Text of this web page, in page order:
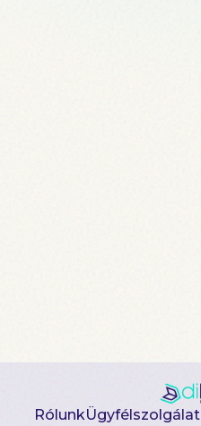
RólunkÜgyfélszolgálat